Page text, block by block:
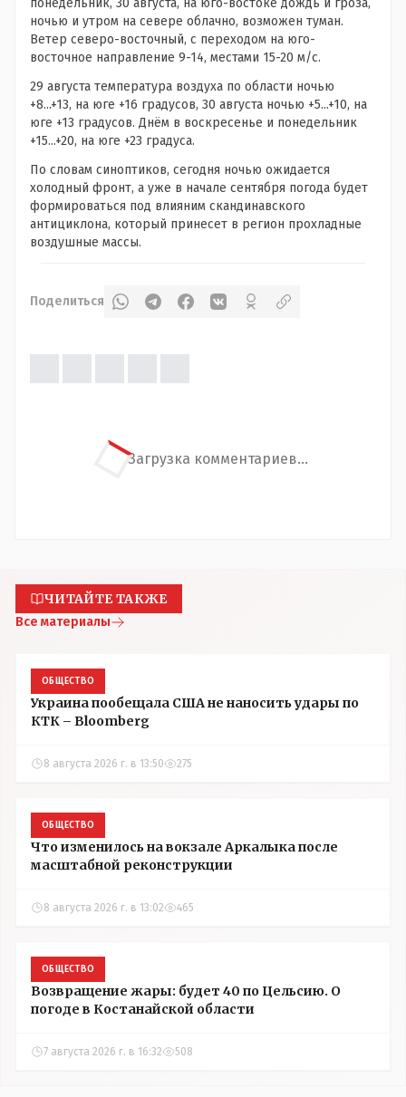
ночью и утром на севере облачно, возможен туман.
Ветер северо-восточный, с переходом на юго-
восточное направление 9-14, местами 15-20 м/с.
29 августа температура воздуха по области ночью
+8...+13, на юге +16 градусов, 30 августа ночью +5...+10, на
юге +13 градусов. Днём в воскресенье и понедельник
+15...+20, на юге +23 градуса.
По словам синоптиков, сегодня ночью ожидается
холодный фронт, а уже в начале сентября погода будет
формироваться под влияним скандинавского
антициклона, который принесет в регион прохладные
воздушные массы.
Поделиться
Загрузка комментариев...
ЧИТАЙТЕ ТАКЖЕ
Все материалы
ОБЩЕСТВО
Украина пообещала США не наносить удары по
КТК – Bloomberg
8 августа 2026 г. в 13:50 275
ОБЩЕСТВО
Что изменилось на вокзале Аркалыка после
масштабной реконструкции
8 августа 2026 г. в 13:02 465
ОБЩЕСТВО
Возвращение жары: будет 40 по Цельсию. О
погоде в Костанайской области
7 августа 2026 г. в 16:32 508